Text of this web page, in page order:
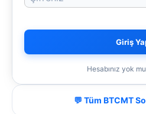
Giriş
Hesabınız yok
💬 Tüm BTCMT